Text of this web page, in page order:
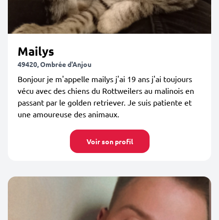
Mailys
49420, Ombrée d'Anjou
Bonjour je m'appelle mailys j'ai 19 ans j'ai toujours
vécu avec des chiens du Rottweilers au malinois en
passant par le golden retriever. Je suis patiente et
une amoureuse des animaux.
Voir son profil